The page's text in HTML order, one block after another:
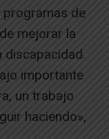
programas de
mejorar la
discapacidad.
importante
un trabajo
haciendo»,